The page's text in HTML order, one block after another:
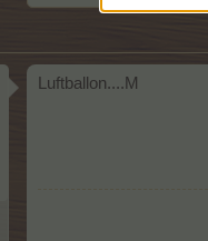
Luftballon....M